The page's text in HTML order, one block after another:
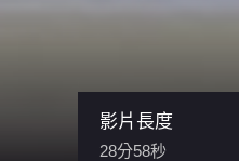
影片長度
28分58秒